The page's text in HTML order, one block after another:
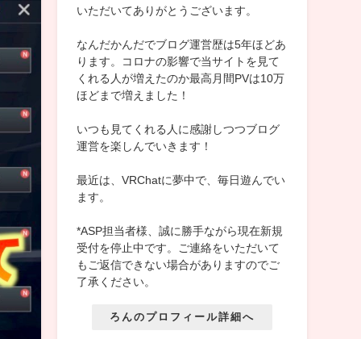
いただいてありがとうございます。
なんだかんだでブログ運営歴は5年ほどあ
ります。コロナの影響で当サイトを見て
くれる人が増えたのか最高月間PVは10万
ほどまで増えました！
いつも見てくれる人に感謝しつつブログ
運営を楽しんでいきます！
最近は、VRChatに夢中で、毎日遊んでい
ます。
*ASP担当者様、誠に勝手ながら現在新規
受付を停止中です。ご連絡をいただいて
もご返信できない場合がありますのでご
了承ください。
ろんのプロフィール詳細へ